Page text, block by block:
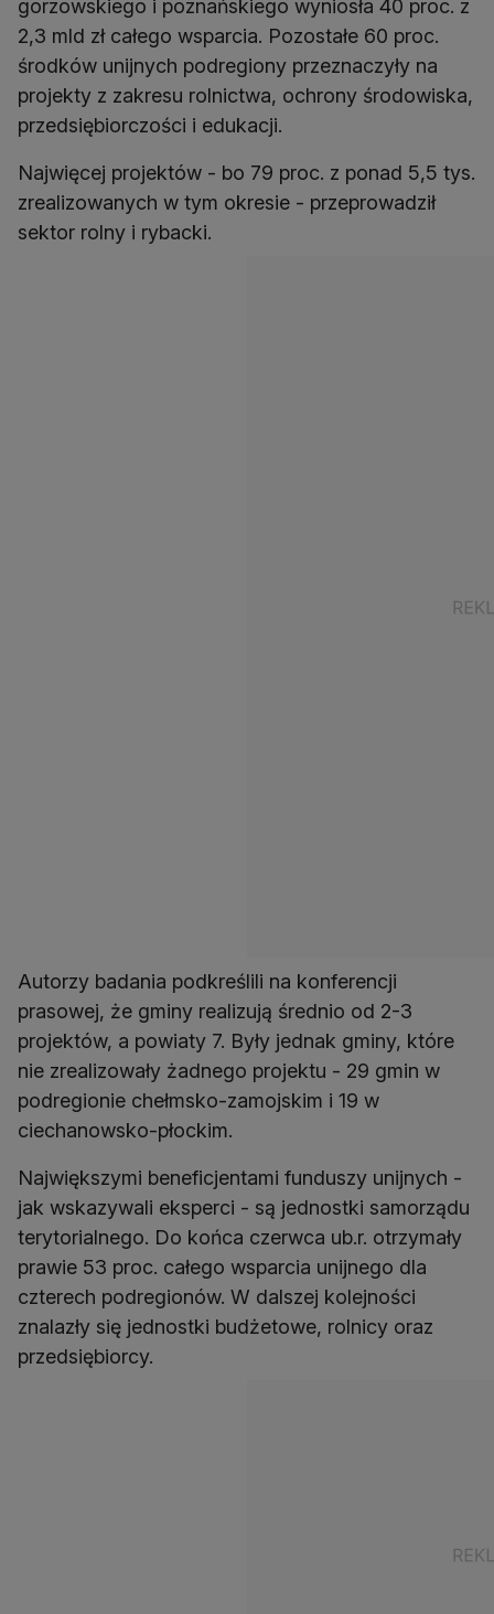
gorzowskiego i poznańskiego wyniosła 40 proc. z
2,3 mld zł całego wsparcia. Pozostałe 60 proc.
środków unijnych podregiony przeznaczyły na
projekty z zakresu rolnictwa, ochrony środowiska,
przedsiębiorczości i edukacji.
Najwięcej projektów - bo 79 proc. z ponad 5,5 tys.
zrealizowanych w tym okresie - przeprowadził
sektor rolny i rybacki.
Autorzy badania podkreślili na konferencji
prasowej, że gminy realizują średnio od 2-3
projektów, a powiaty 7. Były jednak gminy, które
nie zrealizowały żadnego projektu - 29 gmin w
podregionie chełmsko-zamojskim i 19 w
ciechanowsko-płockim.
Największymi beneficjentami funduszy unijnych -
jak wskazywali eksperci - są jednostki samorządu
terytorialnego. Do końca czerwca ub.r. otrzymały
prawie 53 proc. całego wsparcia unijnego dla
czterech podregionów. W dalszej kolejności
znalazły się jednostki budżetowe, rolnicy oraz
przedsiębiorcy.